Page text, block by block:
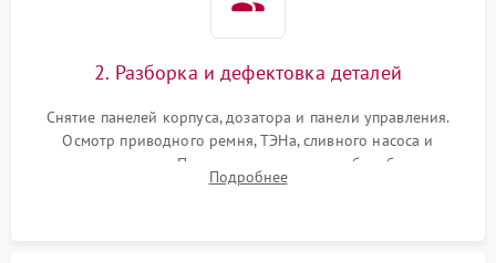
2. Разборка и дефектовка деталей
Снятие панелей корпуса, дозатора и панели управления.
Осмотр приводного ремня, ТЭНа, сливного насоса и
амортизаторов. Проверка подшипников барабана и
крестовины на износ, а манжеты люка на разрывы.
Подробнее